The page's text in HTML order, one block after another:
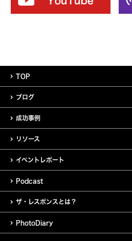
TOP
ブログ
成功事例
リソース
イベントレポート
Podcast
ザ・レスポンスとは？
PhotoDiary